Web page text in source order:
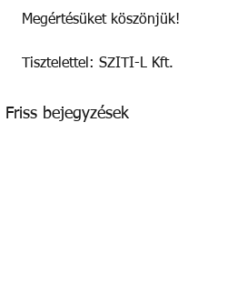
Megértésüket köszönjük!
Tisztelettel: SZITI-L Kft.
Friss bejegyzések